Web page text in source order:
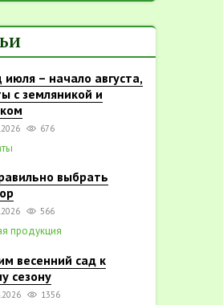
июля – начало августа,
с земляникой и
676
выбрать
566
продукция
весенний сад к
сезону
1356